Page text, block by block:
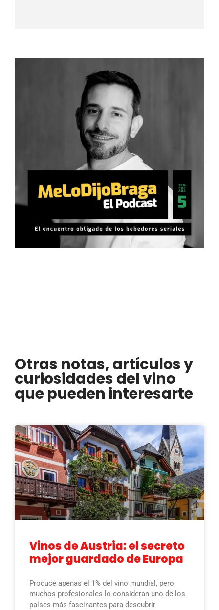
Otras notas, artículos y
curiosidades del vino
que pueden interesarte
Vinos de Austria: el secreto
mejor guardado de Europa
Produce apenas el 1% del vino mundial, pero
muchos profesionales lo consideran uno de los
países más fascinantes para descubrir